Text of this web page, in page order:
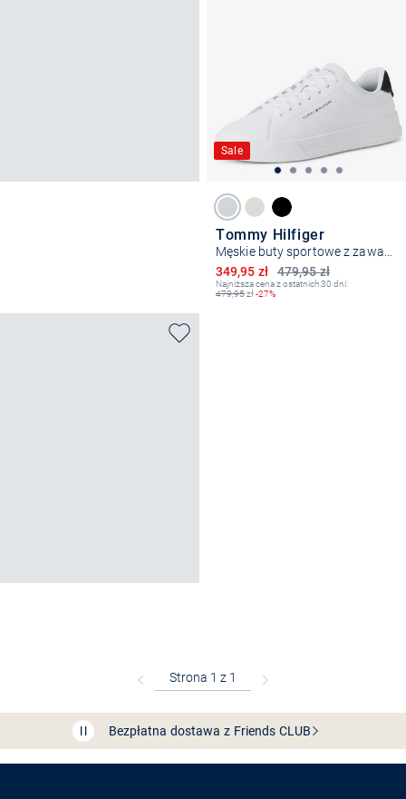
Sale
Tommy Hilfiger
479,95 zł
Obniżona cena
349,95 zł
Najniższa cena z ostatnich 30 dni:
479,95zł-27%